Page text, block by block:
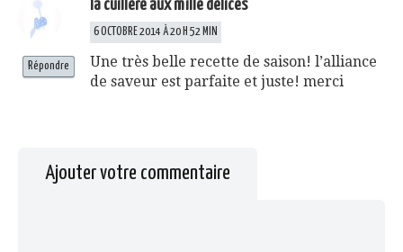
la cuillère aux mille délices
6 OCTOBRE 2014 À 20 H 52 MIN
Une très belle recette de saison! l’alliance
de saveur est parfaite et juste! merci
Répondre
Ajouter votre commentaire